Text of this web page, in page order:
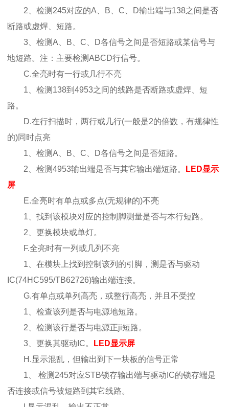
2、检测245对应的A、B、C、D输出端与138之间是否
断路或虚焊、短路。
3、检测A、B、C、D各信号之间是否短路或某信号与
地短路。注：主要检测ABCD行信号。
C.全亮时有一行或几行不亮
1、检测138到4953之间的线路是否断路或虚焊、短
路。
D.在行扫描时，两行或几行(一般是2的倍数，有规律性
的)同时点亮
1、检测A、B、C、D各信号之间是否短路。
2、检测4953输出端是否与其它输出端短路。
LED显示
屏
E.全亮时有单点或多点(无规律的)不亮
1、找到该模块对应的控制脚测量是否与本行短路。
2、更换模块或单灯。
F.全亮时有一列或几列不亮
1、在模块上找到控制该列的引脚，测是否与驱动
IC(74HC595/TB62726)输出端连接。
G.有单点或单列高亮，或整行高亮，并且不受控
1、检查该列是否与电源地短路。
2、检测该行是否与电源正ji短路。
3、更换其驱动IC。
LED显示屏
H.显示混乱，但输出到下一块板的信号正常
1、 检测245对应STB锁存输出端与驱动IC的锁存端是
否连接或信号被短路到其它线路。